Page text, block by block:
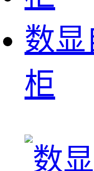
数显
柜